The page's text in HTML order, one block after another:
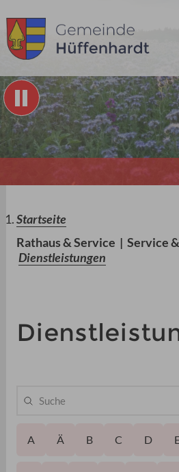
Startseite
Rathaus & Service | Service
Dienstleistungen
A Ä B C D